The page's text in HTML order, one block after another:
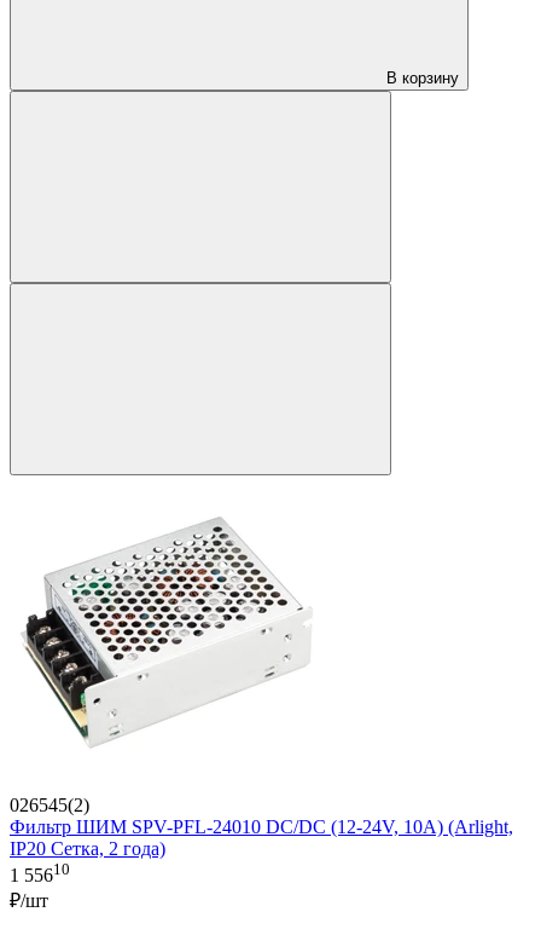
В корзину
026545(2)
Фильтр ШИМ SPV-PFL-24010 DC/DC (12-24V, 10A) (Arlight,
IP20 Сетка, 2 года)
1 55610
₽/шт